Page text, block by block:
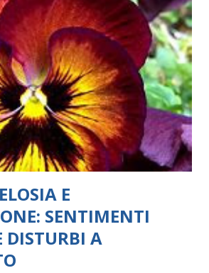
E
SENTIMENTI
DISTURBI A